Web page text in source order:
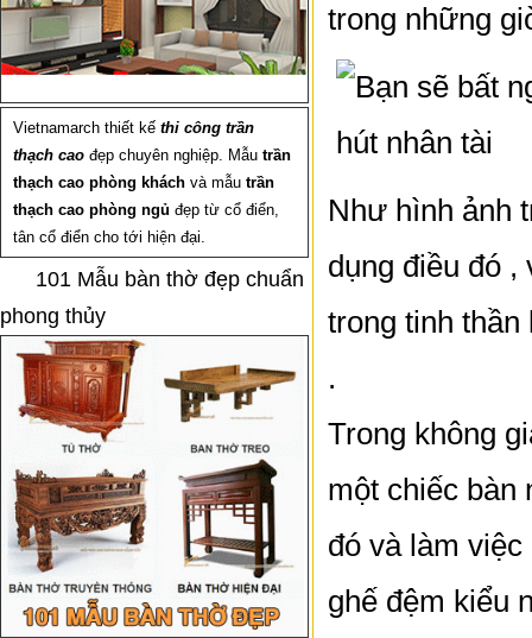
Vietnamarch thiết kế thi công trần
thạch cao đẹp chuyên nghiệp. Mẫu trần
thạch cao phòng khách và mẫu trần
thạch cao phòng ngủ đẹp từ cổ điển,
tân cổ điển cho tới hiện đại.
101 Mẫu bàn thờ đẹp chuẩn
phong thủy
trong những
Như hình ảnh
dụng điều đó ,
trong tinh
.
Trong không
một chiếc bàn
đó và làm
ghế đệm kiểu